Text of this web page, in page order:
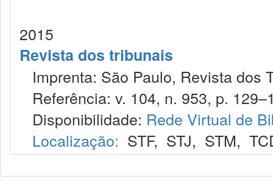
2015
Revista dos tribunais
Imprenta: São Paulo, Revista dos
Referência: v. 104, n. 953, p.
Disponibilidade: Rede Virtual de
Localização: STF, STJ, STM,